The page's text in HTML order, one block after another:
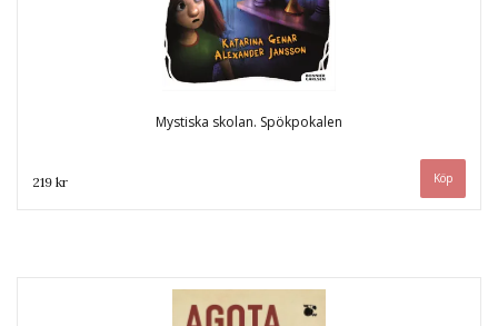
Mystiska skolan. Spökpokalen
219 kr